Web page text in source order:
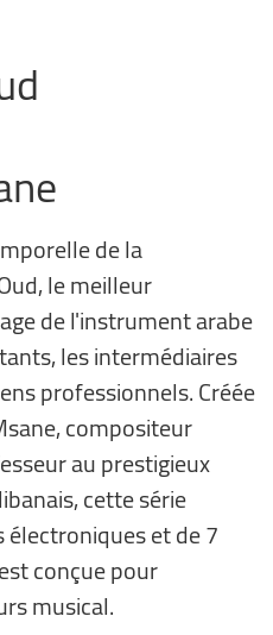
de la
le meilleur
de l'instrument arabe
les intermédiaires
professionnels. Créée
compositeur
au prestigieux
cette série
et de 7
conçue pour
musical.